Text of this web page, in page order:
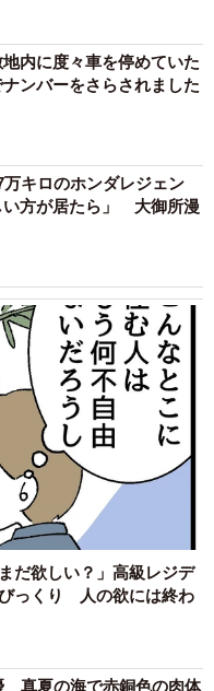
、次のうちのどれに近
の本業を維持しながら
く、「転職などでいず
」（11.4％）とした人
継続」を理想の働き方
の影響で本業での収入
ートする人がさらに増
は単発かつ低単価の仕
た」と説明。「これか
好きなことや得意なこ
・スキルをシェアする
して、また隙間時間の
可能であり、ひいては
」と述べています。
内に度々車を停めていた
ンバーをさらされました
キロのホンダレジェン
方が居たら」 大御所漫
だ欲しい？」高級レジデ
っくり 人の欲には終わ
真夏の海で赤銅色の肉体